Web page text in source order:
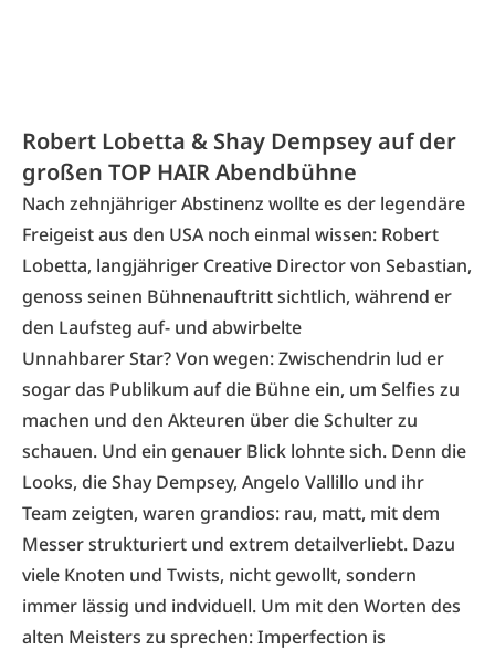
Robert Lobetta & Shay Dempsey auf der
großen TOP HAIR Abendbühne
Nach zehnjähriger Abstinenz wollte es der legendäre
Freigeist aus den USA noch einmal wissen: Robert
Lobetta, langjähriger Cre­ative Director von Sebastian,
genoss seinen Bühnenauftritt sichtlich, während er
den Laufsteg auf- und abwirbelte
Unnahbarer Star? Von wegen: Zwischendrin lud er
sogar das Publikum auf die Bühne ein, um Selfies zu
machen und den Akteuren über die Schulter zu
schauen. Und ein genauer Blick lohnte­ sich. Denn die
Looks, die Shay Dempsey, Angelo Vallillo und ihr
Team zeigten, waren grandios: rau, matt, mit dem
Messer strukturiert und extrem detailverliebt. Dazu
viele Knoten und Twists, nicht gewollt, sondern
immer lässig und indviduell. Um mit den Worten des
alten Meisters zu sprechen: Imperfection is